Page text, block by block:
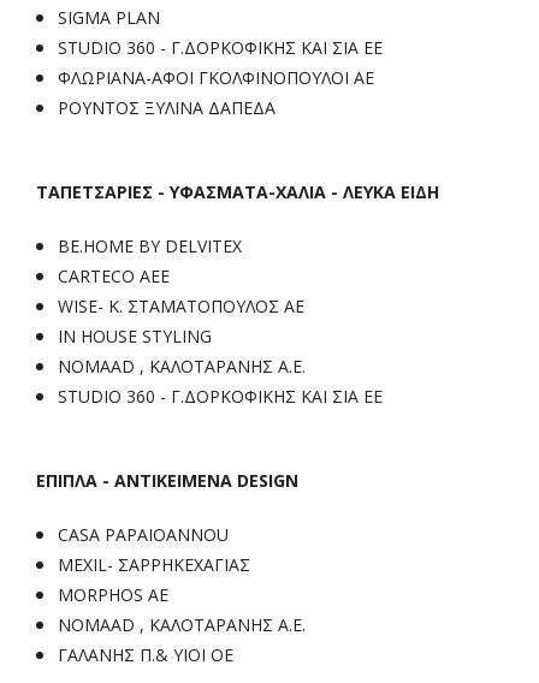
SIGMA PLAN
STUDIO 360 - Γ.ΔΟΡΚΟΦΙΚΗΣ ΚΑΙ ΣΙΑ ΕΕ
ΦΛΩΡΙΑΝΑ-ΑΦΟΙ ΓΚΟΛΦΙΝΟΠΟΥΛΟΙ ΑΕ
ΡΟΥΝΤΟΣ ΞΥΛΙΝΑ ΔΑΠΕΔΑ
ΤΑΠΕΤΣΑΡΙΕΣ - ΥΦΑΣΜΑΤΑ-ΧΑΛΙΑ - ΛΕΥΚΑ ΕΙΔΗ
BE.HOME BY DELVITEX
CARTECO ΑΕΕ
WISE- Κ. ΣΤΑΜΑΤΟΠΟΥΛΟΣ ΑΕ
IN HOUSE STYLING
NOMAAD , ΚΑΛΟΤΑΡΑΝΗΣ Α.Ε.
STUDIO 360 - Γ.ΔΟΡΚΟΦΙΚΗΣ ΚΑΙ ΣΙΑ ΕΕ
ΕΠΙΠΛΑ - ΑΝΤΙΚΕΙΜΕΝΑ DESIGN
CASA PAPAIOANNOU
MEXIL- ΣΑΡΡΗΚΕΧΑΓΙΑΣ
MORPHOS ΑΕ
NOMAAD , ΚΑΛΟΤΑΡΑΝΗΣ Α.Ε.
ΓΑΛΑΝΗΣ Π.& ΥΙΟΙ ΟΕ